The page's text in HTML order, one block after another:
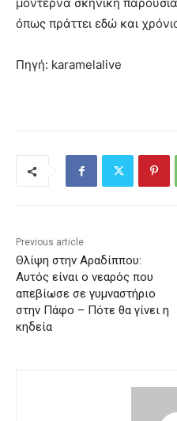
όπως πράττει εδώ και
Πηγή: karamelalive
Previous article
Θλίψη στην Αραδίππου:
Aυτός είναι ο νεαρός που
απεβίωσε σε γυμναστήριο
στην Πάφο – Πότε θα γίνει η
κηδεία